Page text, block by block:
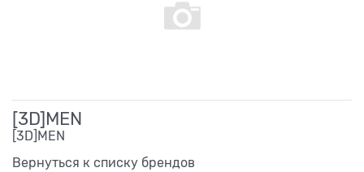
[3D]MEN
[3D]MEN
Вернуться к списку брендов